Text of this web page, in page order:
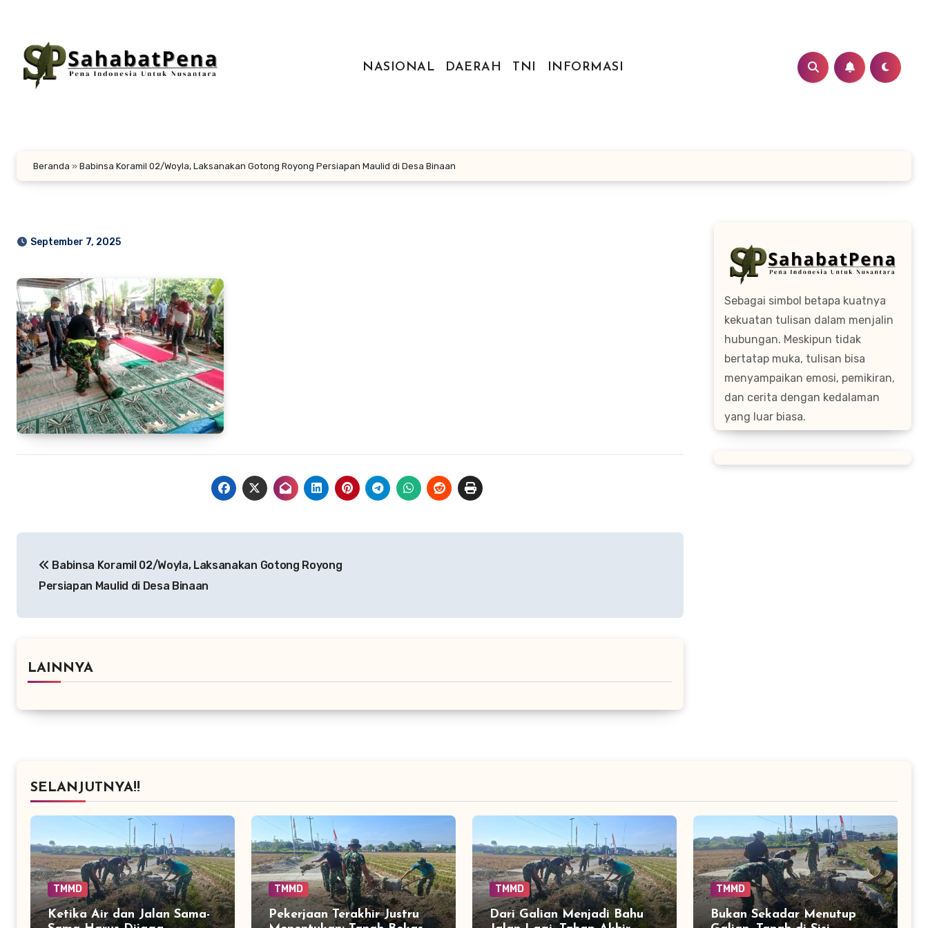
konten
NASIONAL
DAERAH TNI INFORMASI
Beranda » Babinsa Koramil 02/Woyla, Laksanakan Gotong Royong Persiapan Maulid di Desa Binaan
September 7, 2025
pos Babinsa Koramil 02/Woyla, Laksanakan Gotong Royong
Persiapan Maulid di Desa Binaan
LAINNYA
Sebagai simbol betapa kuatnya
kekuatan tulisan dalam menjalin
hubungan. Meskipun tidak
bertatap muka, tulisan bisa
menyampaikan emosi, pemikiran,
dan cerita dengan kedalaman
yang luar biasa.
SELANJUTNYA!!
TMMD
Ketika Air dan Jalan Sama-
TMMD
Pekerjaan Terakhir Justru
TMMD
Dari Galian Menjadi Bahu
TMMD
Bukan Sekadar Menutup